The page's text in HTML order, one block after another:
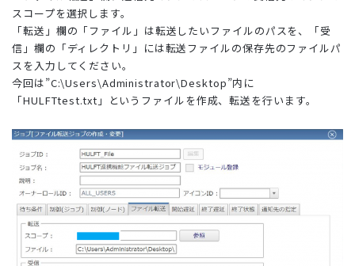
スコープを選択します。
「転送」欄の「ファイル」は転送したいファイルのパスを、「受
信」欄の「ディレクトリ」には転送ファイルの保存先のファイルパ
スを入力してください。
今回は”C:\Users\Administrator\Desktop”内に
「HULFTtest.txt」というファイルを作成、転送を行います。